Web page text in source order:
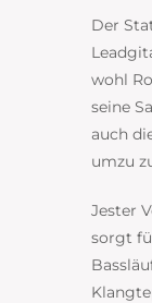
Der
wohl
seine
auch
umzu
Jester
sorgt